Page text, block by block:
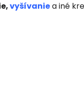
vyšívaniea iné